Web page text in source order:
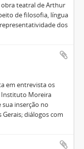
teatral de Arthur
de filosofia, língua
dos
em entrevista os
Instituto Moreira
sua inserção no
diálogos com